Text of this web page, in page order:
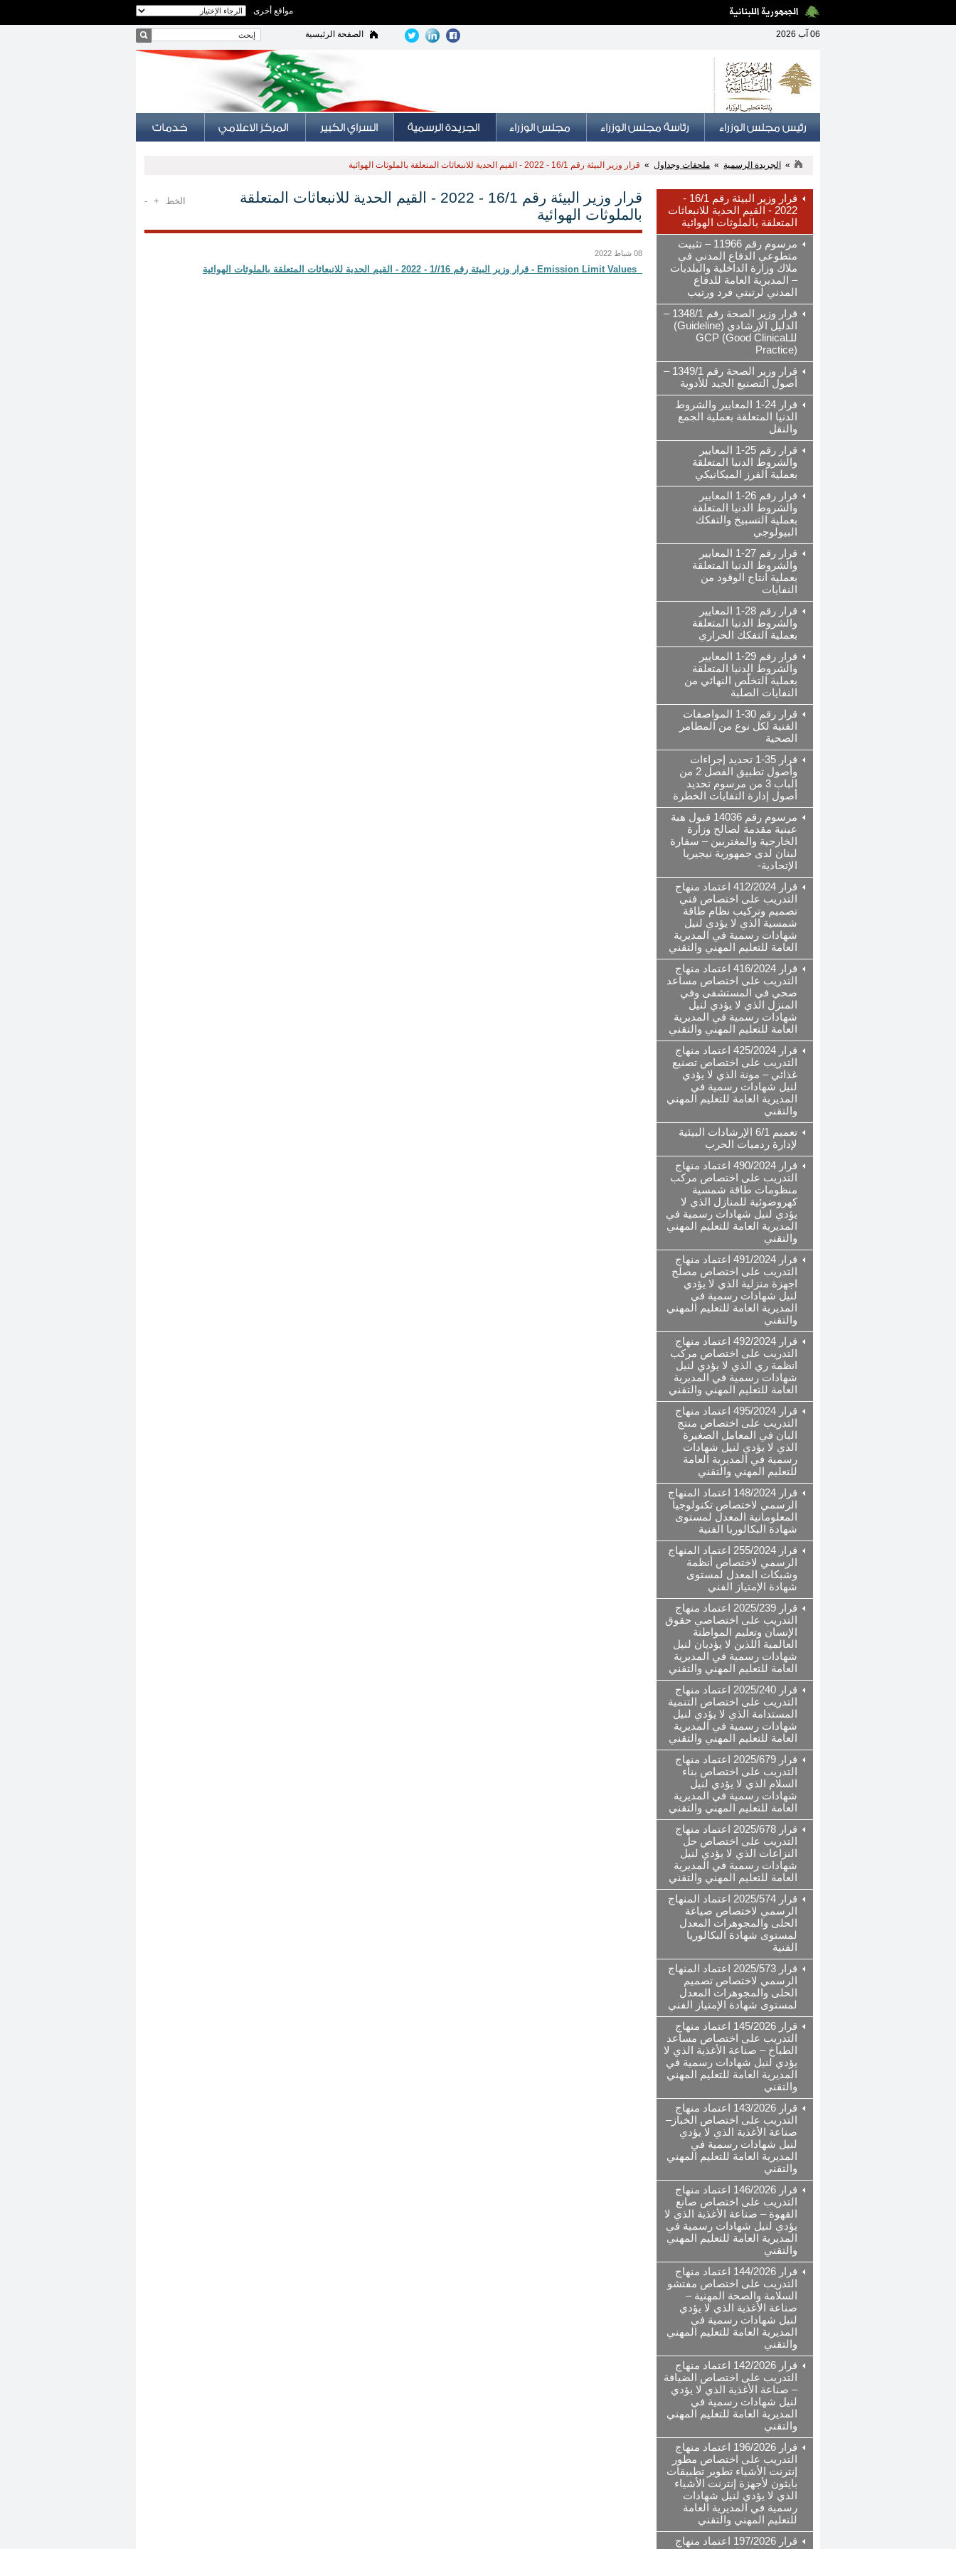
مواقع أخرى
06 آب 2026 الصفحة الرئيسية
» الجريدة الرسمية » ملحقات وجداول » قرار وزير البيئة رقم 16/1 - 2022 - القيم الحدية للانبعاثات المتعلقة بالملوثات الهوائية
قرار وزير البيئة رقم 16/1 -
2022 - القيم الحدية للانبعاثات
المتعلقة بالملوثات الهوائية
مرسوم رقم 11966 – تثبيت
متطوعي الدفاع المدني في
ملاك وزارة الداخلية والبلديات
– المديرية العامة للدفاع
المدني لرتبتي فرد ورتيب
قرار وزير الصحة رقم 1348/1 –
الدليل الإرشادي (Guideline)
للـGCP (Good Clinical
Practice)
قرار وزير الصحة رقم 1349/1 –
أصول التصنيع الجيد للأدوية
قرار 24-1 المعايير والشروط
الدنيا المتعلقة بعملية الجمع
والنقل
قرار رقم 25-1 المعايير
والشروط الدنيا المتعلقة
بعملية الفرز الميكانيكي
قرار رقم 26-1 المعايير
والشروط الدنيا المتعلقة
بعملية التسبيخ والتفكك
البيولوجي
قرار رقم 27-1 المعايير
والشروط الدنيا المتعلقة
بعملية انتاج الوقود من
النفايات
قرار رقم 28-1 المعايير
والشروط الدنيا المتعلقة
بعملية التفكك الحراري
قرار رقم 29-1 المعايير
والشروط الدنيا المتعلقة
بعملية التخلّص النهائي من
النفايات الصلبة
قرار رقم 30-1 المواصفات
الفنية لكل نوع من المطامر
الصحية
قرار 35-1 تحديد إجراءات
وأصول تطبيق الفصل 2 من
الباب 3 من مرسوم تحديد
أصول إدارة النفايات الخطرة
مرسوم رقم 14036 قبول هبة
عينية مقدمة لصالح وزارة
الخارجية والمغتربين – سفارة
لبنان لدى جمهورية نيجيريا
الإتحادية-
قرار 412/2024 اعتماد منهاج
التدريب على اختصاص فني
تصميم وتركيب نظام طاقة
شمسية الذي لا يؤدي لنيل
شهادات رسمية في المديرية
العامة للتعليم المهني والتقني
قرار 416/2024 اعتماد منهاج
التدريب على اختصاص مساعد
صحي في المستشفى وفي
المنزل الذي لا يؤدي لنيل
شهادات رسمية في المديرية
العامة للتعليم المهني والتقني
قرار 425/2024 اعتماد منهاج
التدريب على اختصاص تصنيع
غذائي – مونة الذي لا يؤدي
لنيل شهادات رسمية في
المديرية العامة للتعليم المهني
والتقني
تعميم 6/1 الإرشادات البيئية
لإدارة ردميات الحرب
قرار 490/2024 اعتماد منهاج
التدريب على اختصاص مركب
منظومات طاقة شمسية
كهروضوئية للمنازل الذي لا
يؤدي لنيل شهادات رسمية في
المديرية العامة للتعليم المهني
والتقني
قرار 491/2024 اعتماد منهاج
التدريب على اختصاص مصلح
اجهزة منزلية الذي لا يؤدي
لنيل شهادات رسمية في
المديرية العامة للتعليم المهني
والتقني
قرار 492/2024 اعتماد منهاج
التدريب على اختصاص مركب
انظمة ري الذي لا يؤدي لنيل
شهادات رسمية في المديرية
العامة للتعليم المهني والتقني
قرار 495/2024 اعتماد منهاج
التدريب على اختصاص منتج
البان في المعامل الصغيرة
الذي لا يؤدي لنيل شهادات
رسمية في المديرية العامة
للتعليم المهني والتقني
قرار 148/2024 اعتماد المنهاج
الرسمي لاختصاص تكنولوجيا
المعلومانية المعدل لمستوى
شهادة البكالوريا الفنية
قرار 255/2024 اعتماد المنهاج
الرسمي لاختصاص أنظمة
وشبكات المعدل لمستوى
شهادة الإمتياز الفني
قرار 2025/239 اعتماد منهاج
التدريب على اختصاصي حقوق
الإنسان وتعليم المواطنة
العالمية اللذين لا يؤديان لنيل
شهادات رسمية في المديرية
العامة للتعليم المهني والتقني
قرار 2025/240 اعتماد منهاج
التدريب على اختصاص التنمية
المستدامة الذي لا يؤدي لنيل
شهادات رسمية في المديرية
العامة للتعليم المهني والتقني
قرار 2025/679 اعتماد منهاج
التدريب على اختصاص بناء
السلام الذي لا يؤدي لنيل
شهادات رسمية في المديرية
العامة للتعليم المهني والتقني
قرار 2025/678 اعتماد منهاج
التدريب على اختصاص حل
النزاعات الذي لا يؤدي لنيل
شهادات رسمية في المديرية
العامة للتعليم المهني والتقني
قرار 2025/574 اعتماد المنهاج
الرسمي لاختصاص صياغة
الحلى والمجوهرات المعدل
لمستوى شهادة البكالوريا
الفنية
قرار 2025/573 اعتماد المنهاج
الرسمي لاختصاص تصميم
الحلى والمجوهرات المعدل
لمستوى شهادة الإمتياز الفني
قرار 145/2026 اعتماد منهاج
التدريب على اختصاص مساعد
الطباخ – صناعة الأغذية الذي لا
يؤدي لنيل شهادات رسمية في
المديرية العامة للتعليم المهني
والتقني
قرار 143/2026 اعتماد منهاج
التدريب على اختصاص الخباز–
صناعة الأغذية الذي لا يؤدي
لنيل شهادات رسمية في
المديرية العامة للتعليم المهني
والتقني
قرار 146/2026 اعتماد منهاج
التدريب على اختصاص صانع
القهوة – صناعة الأغذية الذي لا
يؤدي لنيل شهادات رسمية في
المديرية العامة للتعليم المهني
والتقني
قرار 144/2026 اعتماد منهاج
التدريب على اختصاص مفتشو
السلامة والصحة المهنية –
صناعة الأغذية الذي لا يؤدي
لنيل شهادات رسمية في
المديرية العامة للتعليم المهني
والتقني
قرار 142/2026 اعتماد منهاج
التدريب على اختصاص الضيافة
– صناعة الأغذية الذي لا يؤدي
لنيل شهادات رسمية في
المديرية العامة للتعليم المهني
والتقني
قرار 196/2026 اعتماد منهاج
التدريب على اختصاص مطور
إنترنت الأشياء تطوير تطبيقات
بايثون لأجهزة إنترنت الأشياء
الذي لا يؤدي لنيل شهادات
رسمية في المديرية العامة
للتعليم المهني والتقني
قرار 197/2026 اعتماد منهاج
قرار وزير البيئة رقم 16/1 - 2022 - القيم الحدية للانبعاثات المتعلقة
بالملوثات الهوائية
الخط +
-
08 شباط 2022